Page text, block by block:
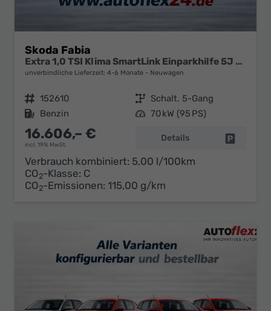
Skoda Fabia
Extra 1,0 TSI Klima SmartLink Einparkhilfe 5J Garantie LED Scheinwerfer Bluetooth
unverbindliche Lieferzeit: 4-6 Monate Neuwagen
Fahrzeugnr. 152610 Getriebe Schalt. 5-Gang
Kraftstoff Benzin Leistung 70 kW (95 PS)
16.606,– €
incl. 19% MwSt.
Details
Verbrauch kombiniert: 5,00 l/100km
CO2-Klasse: C
CO2-Emissionen: 115,00 g/km